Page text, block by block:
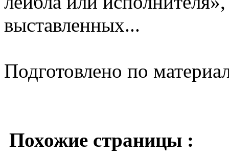
выставленных...
Подготовлено по
Похожие страницы :